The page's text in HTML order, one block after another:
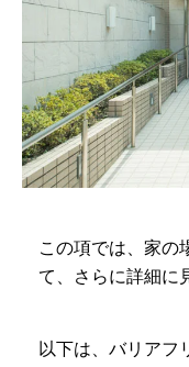
この項では、家の
て、さらに詳細に
以下は、バリアフ